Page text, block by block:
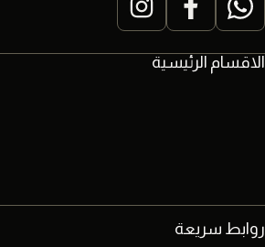
الاقسام الرئيسية
روابط سريعة